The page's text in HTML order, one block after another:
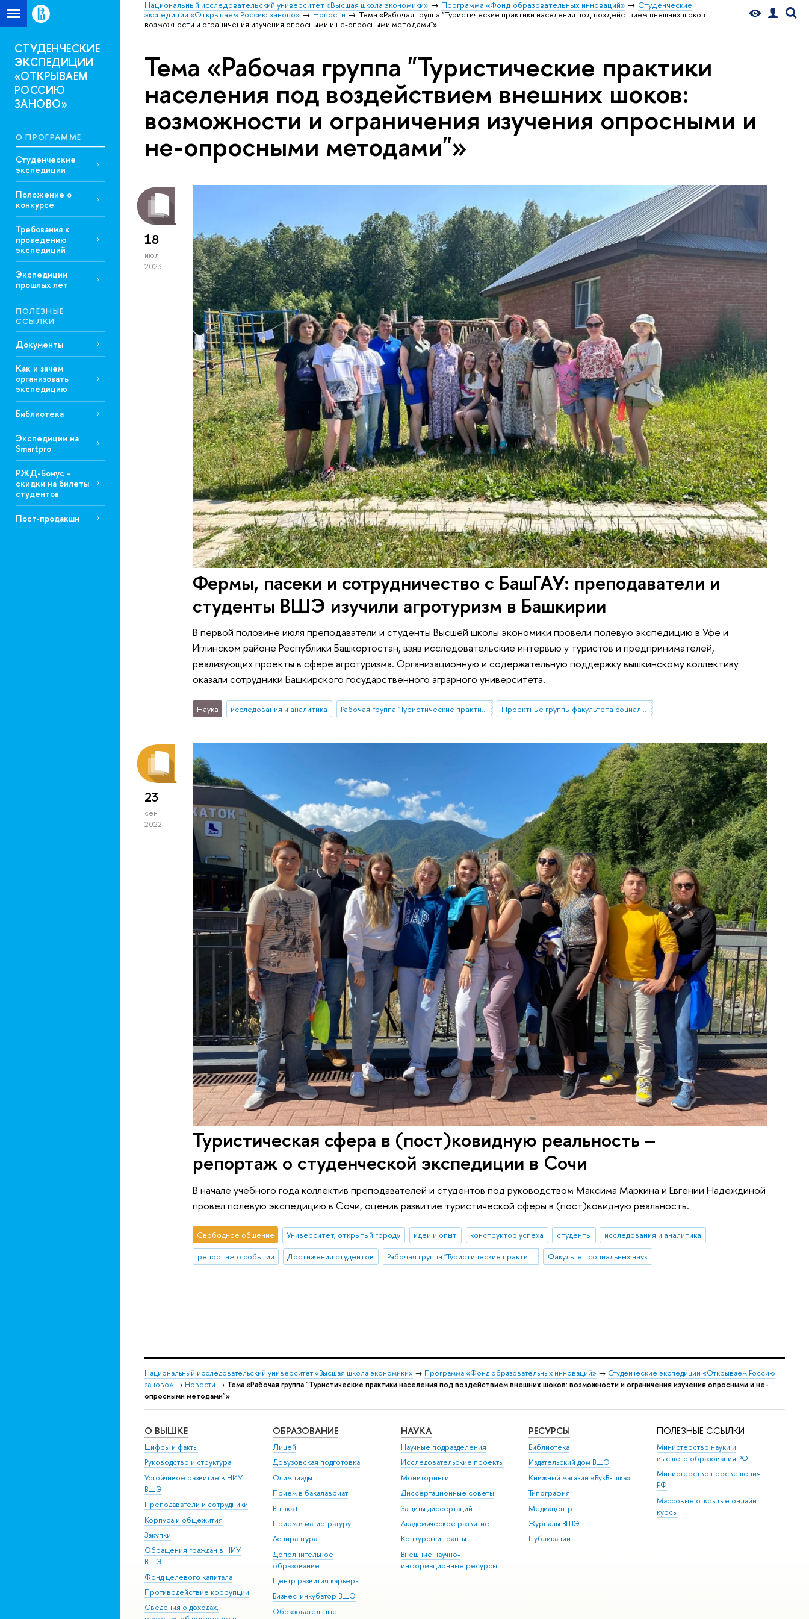
Национальный исследовательский университет «Высшая школа экономики» Программа «Фонд образовательных инноваций»
Студенческие
экспедиции «Открываем Россию заново»
Новости
Тема «Рабочая группа "Туристические практики населения под воздействием внешних шоков:
возможности и ограничения изучения опросными и не-опросными методами"»
СТУДЕНЧЕСКИЕ
ЭКСПЕДИЦИИ
«ОТКРЫВАЕМ
РОССИЮ
ЗАНОВО»
О ПРОГРАММЕ
Студенческие
экспедиции
Положение о
конкурсе
Требования к
проведению
экспедиций
Экспедиции
прошлых лет
ПОЛЕЗНЫЕ
ССЫЛКИ
Документы
Как и зачем
организовать
экспедицию
Библиотека
Экспедиции на
Smartpro
РЖД-Бонус -
скидки на билеты
студентов
Пост-продакшн
Тема «Рабочая группа "Туристические практики
населения под воздействием внешних шоков:
возможности и ограничения изучения опросными и
не-опросными методами"»
18
июл
2023
Фермы, пасеки и сотрудничество с БашГАУ: преподаватели и
студенты ВШЭ изучили агротуризм в Башкирии
В первой половине июля преподаватели и студенты Высшей школы экономики провели полевую экспедицию в Уфе и
Иглинском районе Республики Башкортостан, взяв исследовательские интервью у туристов и предпринимателей,
реализующих проекты в сфере агротуризма. Организационную и содержательную поддержку вышкинскому коллективу
оказали сотрудники Башкирского государственного аграрного университета.
Наука исследования и аналитика Рабочая группа "Туристические практики населения под воздействием внешних шоков: возможности и ограничения изучения опросными и не-опросными методами" Проектные группы факультета социальных наук
23
сен
2022
Туристическая сфера в (пост)ковидную реальность –
репортаж о студенческой экспедиции в Сочи
В начале учебного года коллектив преподавателей и студентов под руководством Максима Маркина и Евгении Надеждиной
провел полевую экспедицию в Сочи, оценив развитие туристической сферы в (пост)ковидную реальность.
Свободное общение Университет, открытый городу идеи и опыт конструктор успеха студенты
исследования и аналитика
репортаж о событии
Достижения студентов Рабочая группа "Туристические практики населения под воздействием внешних шоков: возможности и ограничения изучения опросными и не-опросными методами" Факультет социальных наук
Национальный исследовательский университет «Высшая школа экономики» → Программа «Фонд образовательных инноваций» → Студенческие экспедиции «Открываем Россию
заново» → Новости → Тема «Рабочая группа "Туристические практики населения под воздействием внешних шоков: возможности и ограничения изучения опросными и не-
опросными методами"»
О ВЫШКЕ
Цифры и факты
Руководство и структура
Устойчивое развитие в НИУ
ВШЭ
Преподаватели и сотрудники
Корпуса и общежития
Закупки
Обращения граждан в НИУ
ВШЭ
Фонд целевого капитала
Противодействие коррупции
Сведения о доходах,
ОБРАЗОВАНИЕ
Лицей
Довузовская подготовка
Олимпиады
Прием в бакалавриат
Вышка+
Прием в магистратуру
Аспирантура
Дополнительное
образование
Центр развития карьеры
Бизнес-инкубатор ВШЭ
Образовательные
НАУКА
Научные подразделения
Исследовательские проекты
Мониторинги
Диссертационные советы
Защиты диссертаций
Академическое развитие
Конкурсы и гранты
Внешние научно-
информационные ресурсы
РЕСУРСЫ
Библиотека
Издательский дом ВШЭ
Книжный магазин «БукВышка»
Типография
Медиацентр
Журналы ВШЭ
Публикации
ПОЛЕЗНЫЕ ССЫЛКИ
Министерство науки и
высшего образования РФ
Министерство просвещения
РФ
Массовые открытые онлайн-
курсы